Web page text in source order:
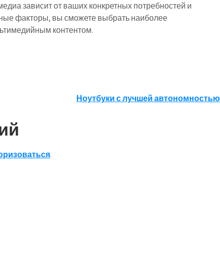
зависит от ваших конкретных потребностей и
факторы, вы сможете выбрать наиболее
контентом.
Ноутбуки с лучшей автономностью
.